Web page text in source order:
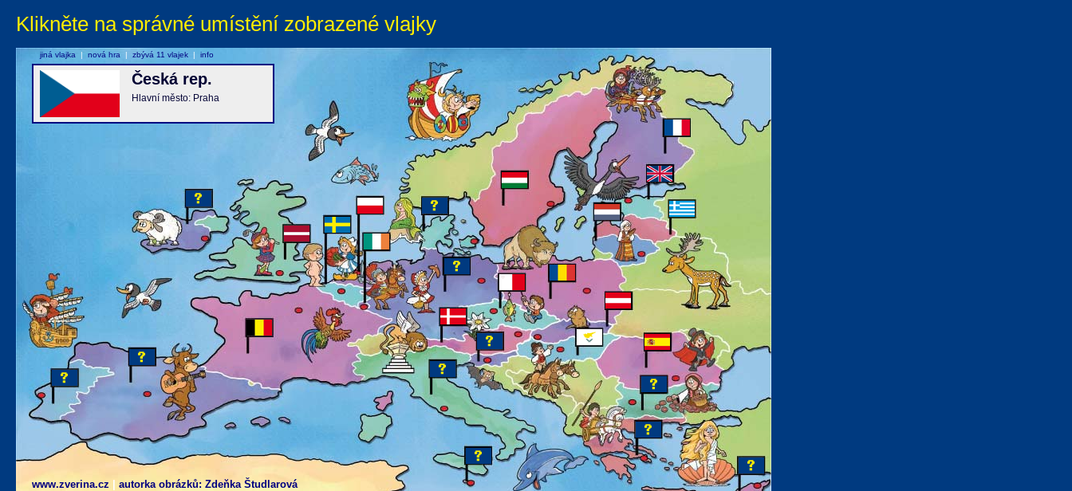
Klikněte na správné umístění zobrazené vlajky
www.zverina.cz autorka obrázků: Zdeňka Študlarová
Česká rep.
Hlavní město: Praha
jiná vlajka | nová hra | zbývá 11 vlajek | info